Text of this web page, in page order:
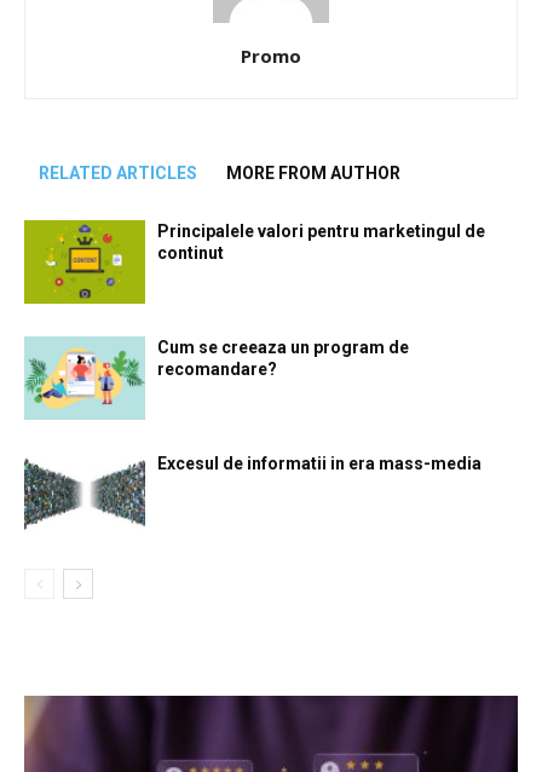
Promo
RELATED ARTICLES MORE FROM AUTHOR
Principalele valori pentru marketingul de
continut
Cum se creeaza un program de
recomandare?
Excesul de informatii in era mass-media